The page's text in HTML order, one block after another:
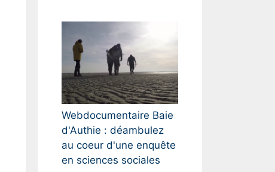
Webdocumentaire Baie
d'Authie : déambulez
au coeur d'une enquête
en sciences sociales